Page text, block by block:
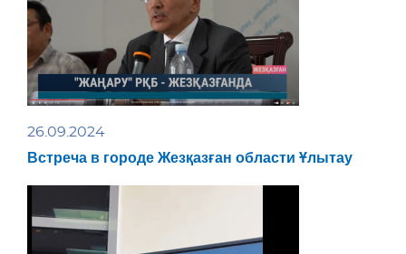
26.09.2024
Встреча в городе Жезқазған области Ұлытау